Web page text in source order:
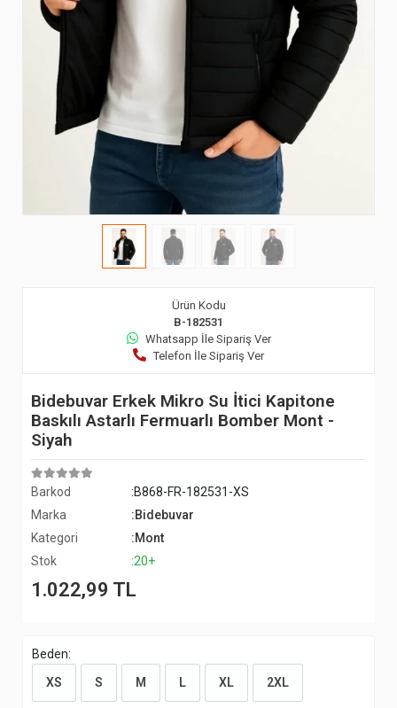
Ürün Kodu
B-182531
Whatsapp İle Sipariş Ver
Telefon İle Sipariş Ver
Bidebuvar Erkek Mikro Su İtici Kapitone
Baskılı Astarlı Fermuarlı Bomber Mont -
Siyah
Barkod
:B868-FR-182531-XS
Marka
:Bidebuvar
Kategori
:Mont
Stok
:20+
1.022,99 TL
Beden:
XS
S M L XL 2XL